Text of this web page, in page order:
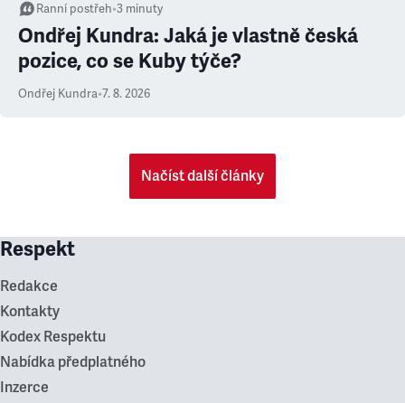
Ranní postřeh•3 minuty
Ondřej Kundra: Jaká je vlastně česká
pozice, co se Kuby týče?
Ondřej Kundra•7. 8. 2026
Načíst další články
Respekt
Redakce
Kontakty
Kodex Respektu
Nabídka předplatného
Inzerce